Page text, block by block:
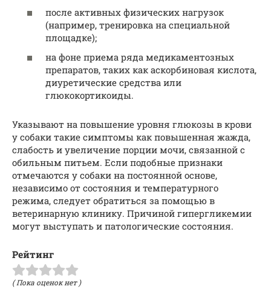
после активных физических нагрузок
(например, тренировка на специальной
площадке);
на фоне приема ряда медикаментозных
препаратов, таких как аскорбиновая кислота,
диуретические средства или
глюкокортикоиды.
Указывают на повышение уровня глюкозы в крови
у собаки такие симптомы как повышенная жажда,
слабость и увеличение порции мочи, связанной с
обильным питьем. Если подобные признаки
отмечаются у собаки на постоянной основе,
независимо от состояния и температурного
режима, следует обратиться за помощью в
ветеринарную клинику. Причиной гипергликемии
могут выступать и патологические состояния.
Рейтинг
( Пока оценок нет )